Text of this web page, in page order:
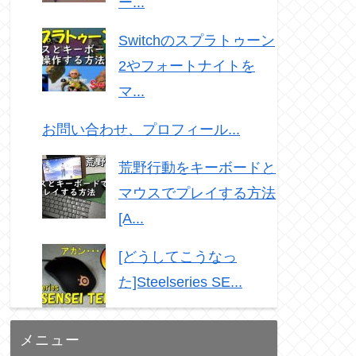
Switchのスプラトゥーン
2やフォートナイトを
マ...
お問い合わせ、プロフィール...
荒野行動をキーボードと
マウスでプレイする方法
[A...
[どうしてこうなっ
た]Steelseries SE...
メニュー